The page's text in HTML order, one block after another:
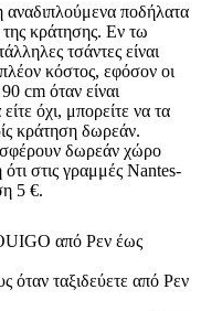
αναδιπλούμενα ποδήλατα
της κράτησης. Εν τω
τσάντες είναι
κόστος, εφόσον οι
cm όταν είναι
όχι, μπορείτε να τα
κράτηση δωρεάν.
δωρεάν χώρο
στις γραμμές Nantes-
5 €.
από Ρεν έως
όταν ταξιδεύετε από Ρεν